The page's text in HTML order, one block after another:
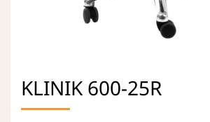
KLINIK 600-25R